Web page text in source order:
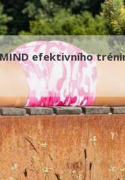
efektivního